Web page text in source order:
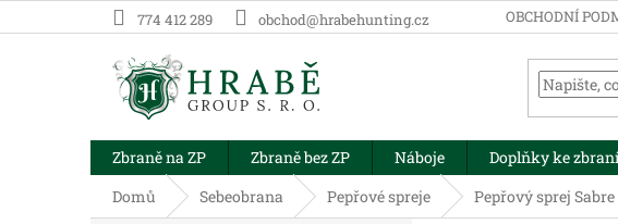
na
774 412 289 obchod@hrabehunting.cz OBCHODNÍ
Zbraně na ZP Zbraně bez ZP Náboje Doplňky ke
Domů
Sebeobrana Pepřové spreje Pepřový sprej Sabre